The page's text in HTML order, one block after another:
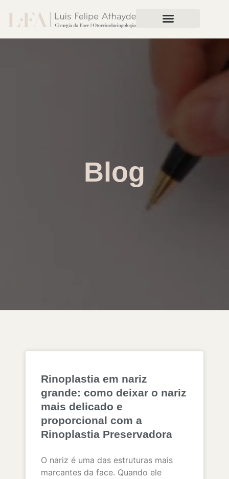
Blog
Rinoplastia em nariz
grande: como deixar o nariz
mais delicado e
proporcional com a
Rinoplastia Preservadora
O nariz é uma das estruturas mais
marcantes da face. Quando ele